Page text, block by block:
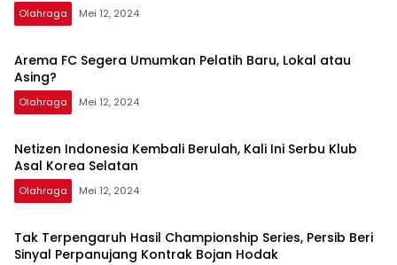
Olahraga Mei 12, 2024
Arema FC Segera Umumkan Pelatih Baru, Lokal atau
Asing?
Olahraga Mei 12, 2024
Netizen Indonesia Kembali Berulah, Kali Ini Serbu Klub
Asal Korea Selatan
Olahraga Mei 12, 2024
Tak Terpengaruh Hasil Championship Series, Persib Beri
Sinyal Perpanujang Kontrak Bojan Hodak